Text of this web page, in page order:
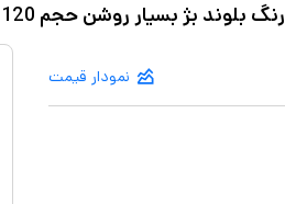
نمودار قیمت